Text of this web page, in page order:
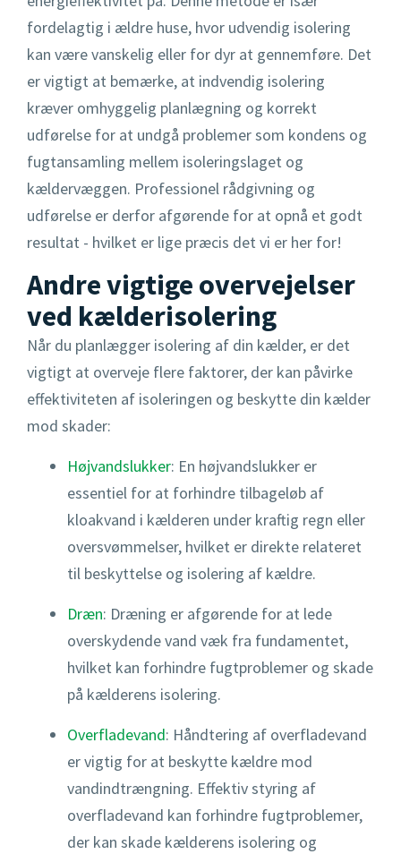
fordelagtig i ældre huse, hvor udvendig isolering
kan være vanskelig eller for dyr at gennemføre. Det
er vigtigt at bemærke, at indvendig isolering
kræver omhyggelig planlægning og korrekt
udførelse for at undgå problemer som kondens og
fugtansamling mellem isoleringslaget og
kældervæggen. Professionel rådgivning og
udførelse er derfor afgørende for at opnå et godt
resultat - hvilket er lige præcis det vi er her for!
Andre vigtige overvejelser
ved kælderisolering
Når du planlægger isolering af din kælder, er det
vigtigt at overveje flere faktorer, der kan påvirke
effektiviteten af isoleringen og beskytte din kælder
mod skader:
Højvandslukker: En højvandslukker er
essentiel for at forhindre tilbageløb af
kloakvand i kælderen under kraftig regn eller
oversvømmelser, hvilket er direkte relateret
til beskyttelse og isolering af kældre.
Dræn: Dræning er afgørende for at lede
overskydende vand væk fra fundamentet,
hvilket kan forhindre fugtproblemer og skade
på kælderens isolering.
Overfladevand: Håndtering af overfladevand
er vigtig for at beskytte kældre mod
vandindtrængning. Effektiv styring af
overfladevand kan forhindre fugtproblemer,
der kan skade kælderens isolering og